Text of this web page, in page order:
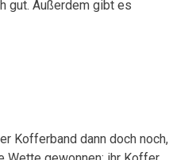
gut. Außerdem gibt es
Kofferband dann doch noch,